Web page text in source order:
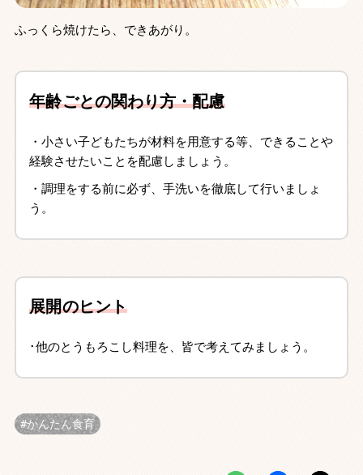
ふっくら焼けたら、できあがり。
年齢ごとの関わり方・配慮
・小さい子どもたちが材料を用意する等、できることや
経験させたいことを配慮しましょう。
・調理をする前に必ず、手洗いを徹底して行いましょ
う。
展開のヒント
･他のとうもろこし料理を、皆で考えてみましょう。
かんたん食育